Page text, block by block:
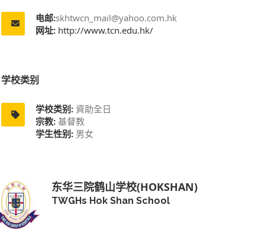
电邮:skhtwcn_mail@yahoo.com.hk
网址: http://www.tcn.edu.hk/
学校类别
学校类别: 資助全日
宗教: 基督教
学生性别: 男女
东华三院鹤山学校(HOKSHAN)
TWGHs Hok Shan School